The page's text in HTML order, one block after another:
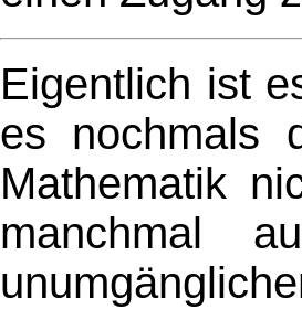
Eigentlich ist
es nochmals
Mathematik
manchmal